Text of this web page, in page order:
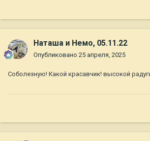
Наташа и Немо, 05.11.22
Опубликовано 25 апреля, 2025
Соболезную! Какой красавчик! высокой